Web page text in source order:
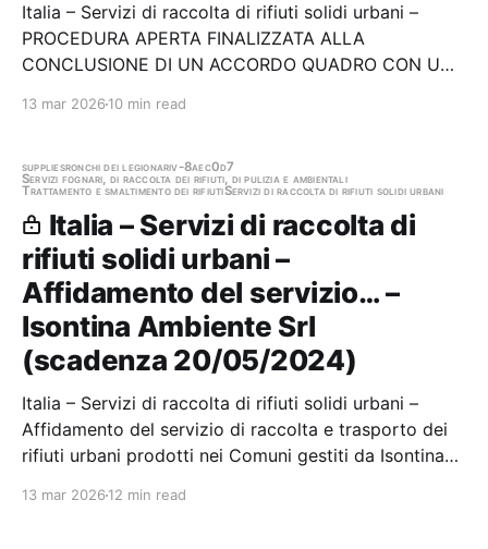
Italia – Servizi di raccolta di rifiuti solidi urbani –
PROCEDURA APERTA FINALIZZATA ALLA
CONCLUSIONE DI UN ACCORDO QUADRO CON UN
IMPIANTI ALL’UOPO AUTORIZZATI, DI CUMULI DI
RIFIUTI…
13 mar 2026 10 min read
suppliesronchi dei legionariv-8aec0d7
Servizi fognari, di raccolta dei rifiuti, di pulizia e ambientali
Trattamento e smaltimento dei rifiutiServizi di raccolta di rifiuti solidi urbani
Italia – Servizi di raccolta di
rifiuti solidi urbani –
Affidamento del servizio… –
Isontina Ambiente Srl
(scadenza 20/05/2024)
Italia – Servizi di raccolta di rifiuti solidi urbani –
Affidamento del servizio di raccolta e trasporto dei
rifiuti urbani prodotti nei Comuni gestiti da Isontina
13 mar 2026 12 min read